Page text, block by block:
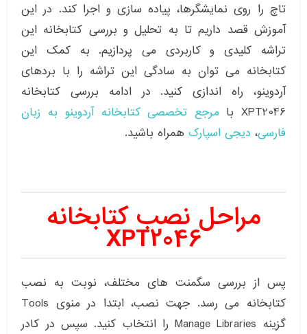
تاچ را روی نمایشگرها، پیاده سازی و اجرا کند. در این
آموزش قصد داریم تا به تحلیل و بررسی کتابخانه این
تراشه کلیدی و کاربردی می پردازیم. به کمک این
کتابخانه می توان به سادگی این تراشه را با بردهای
آردوینو، راه اندازی کنید. در ادامه بررسی کتابخانه
XPT2046 با
مرجع تخصصی کتابخانه آردوینو به زبان
فارسی، دیجی اسپارک همراه باشید.
مراحل نصب کتابخانه
XPT2046
پس از بررسی سگمنت های مختلف، نوبت به نصب
کتابخانه می رسد. جهت نصب، ابتدا در منوی Tools
گزینه Manage Libraries را انتخاب کنید. سپس در کادر